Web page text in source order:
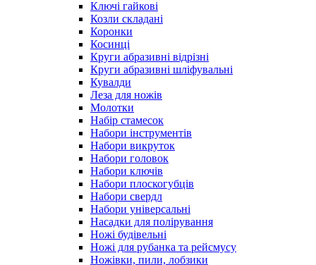
Ключі гайкові
Козли складані
Коронки
Косинці
Круги абразивні відрізні
Круги абразивні шліфувальні
Кувалди
Леза для ножів
Молотки
Набір стамесок
Набори інструментів
Набори викруток
Набори головок
Набори ключів
Набори плоскогубців
Набори свердл
Набори універсальні
Насадки для полірування
Ножі будівельні
Ножі для рубанка та рейсмусу
Ножівки, пили, лобзики